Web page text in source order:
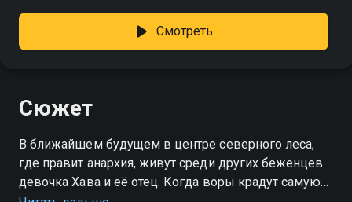
Смотреть
Сюжет
В ближайшем будущем в центре северного леса,
где правит анархия, живут среди других беженцев
девочка Хава и её отец. Когда воры крадут самую